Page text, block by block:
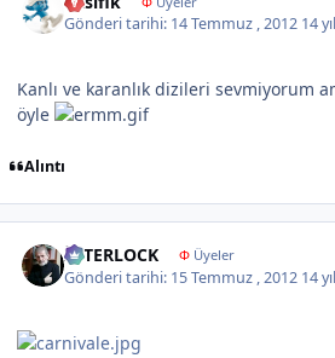
Gönderi tarihi: 14 Temmuz , 2012 14 yıl
Kanlı ve karanlık dizileri sevmiyorum
öyle
Alıntı
İNTERLOCK ΦÜyeler
Gönderi tarihi: 15 Temmuz , 2012 14 yıl